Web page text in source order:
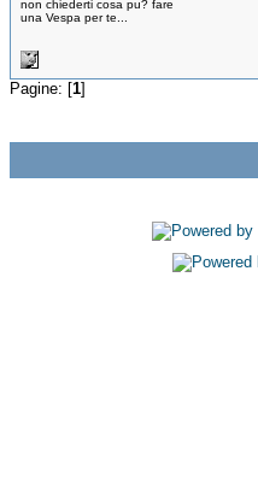
non chiederti cosa pu? fare
una Vespa per te...
Pagine: [1]